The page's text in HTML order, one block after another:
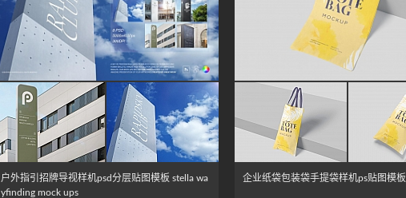
户外指引招牌导视样机psd分层贴图模板 stella wa
yfinding mock ups
企业纸袋包装袋手提袋样机ps贴图模板